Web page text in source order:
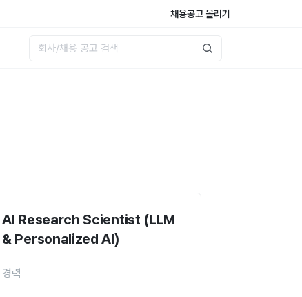
채용공고 올리기
AI Research Scientist (LLM
& Personalized AI)
경력